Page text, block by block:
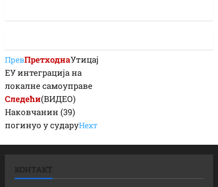
ПревПретходнаУтицај
ЕУ интеграција на
локалне самоуправе
Следећи(ВИДЕО)
Наковчанин (39)
погинуо у сударуНеxт
КОНТАКТ